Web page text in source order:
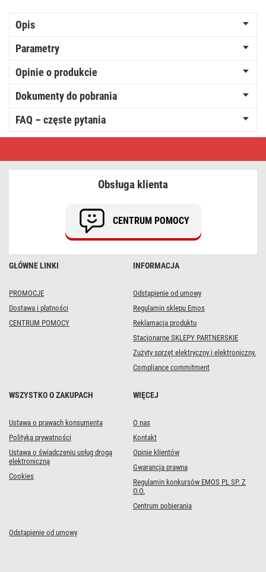
Opis
Parametry
Opinie o produkcie
Dokumenty do pobrania
FAQ – częste pytania
GŁÓWNE LINKI
PROMOCJE
Dostawa i płatności
CENTRUM POMOCY
INFORMACJA
Odstąpienie od umowy
Regulamin sklepu Emos
Reklamacja produktu
Stacjonarne SKLEPY PARTNERSKIE
Zużyty sprzęt elektryczny i elektroniczny.
Compliance commitment
WSZYSTKO O ZAKUPACH
Ustawa o prawach konsumenta
Polityka prywatności
Ustawa o świadczeniu usług drogą
elektroniczną
Cookies
WIĘCEJ
O nas
Kontakt
Opinie klientów
Gwarancja prawna
Regulamin konkursów EMOS PL SP. Z
O.O.
Centrum pobierania
Odstąpienie od umowy
Obsługa klienta
CENTRUM POMOCY